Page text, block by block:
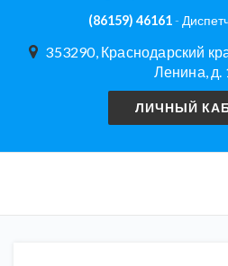
(86159) 46161-
353290, Краснодарский
Ленина, д.